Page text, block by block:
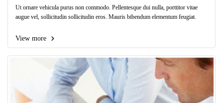
Ut ornare vehicula purus non commodo. Pellentesque dui nulla, porttitor vitae
augue vel, sollicitudin sollicitudin eros. Mauris bibendum elementum feugiat.
View more